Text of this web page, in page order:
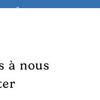
à nous